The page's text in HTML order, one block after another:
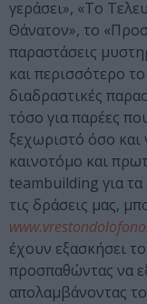
γεράσει», «Το
Θάνατον», το
παραστάσεις
και περισσότερο
διαδραστικές
τόσο για παρέες
ξεχωριστό όσο και
καινοτόμο και
teambuilding για
τις δράσεις μας,
έχουν εξασκήσει
προσπαθώντας να
απολαμβάνοντας